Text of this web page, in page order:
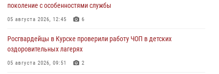
поколение с особенностями службы
05 августа 2026, 12:45 6
Росгвардейцы в Курске проверили работу ЧОП в детских
оздоровительных лагерях
05 августа 2026, 09:51 2